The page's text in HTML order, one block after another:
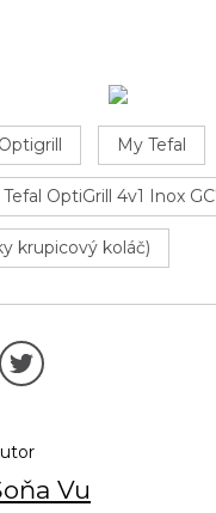
Optigrill My Tefal
OptiGrill 4v1 Inox
krupicový koláč)
Vu